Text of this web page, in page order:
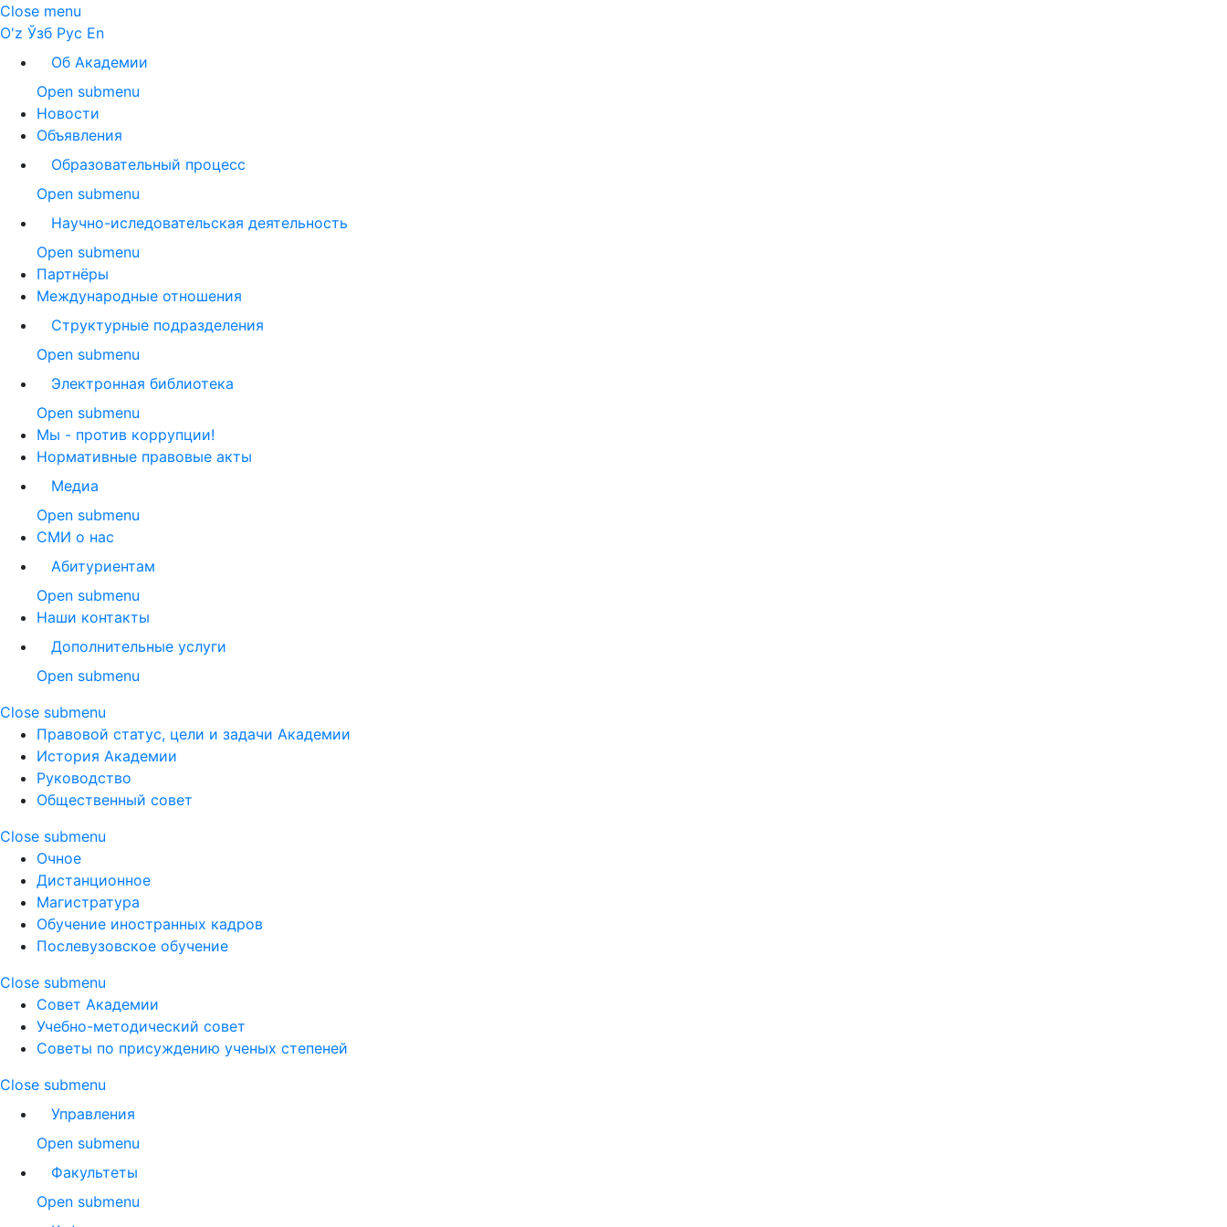
Close menu
O'z Ўзб Рус En
Об Академии
Open submenu
Новости
Объявления
Образовательный процесс
Open submenu
Научно-иследовательская деятельность
Open submenu
Партнёры
Международные отношения
Структурные подразделения
Open submenu
Электронная библиотека
Open submenu
Мы - против коррупции!
Нормативные правовые акты
Медиа
Open submenu
СМИ о нас
Абитуриентам
Open submenu
Наши контакты
Дополнительные услуги
Open submenu
Close submenu
Правовой статус, цели и задачи Академии
История Академии
Руководство
Общественный совет
Close submenu
Очное
Дистанционное
Магистратура
Обучение иностранных кадров
Послевузовское обучение
Close submenu
Совет Академии
Учебно-методический совет
Советы по присуждению ученых степеней
Close submenu
Управления
Open submenu
Факультеты
Open submenu